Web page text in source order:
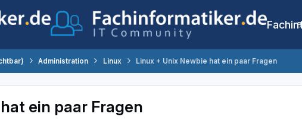
Administration Linux Linux + Unix Newbie hat ein paar Fragen
ein paar Fragen